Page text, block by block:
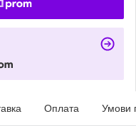
Оплата Умови